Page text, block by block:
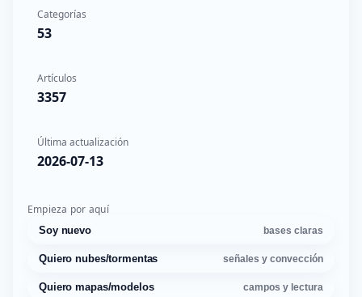
Categorías
53
Artículos
3357
Última actualización
2026-07-13
Empieza por aquí
Soy nuevo bases claras
Quiero nubes/tormentas señales y convección
Quiero mapas/modelos campos y lectura